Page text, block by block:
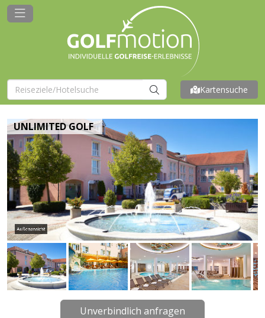
Kartensuche
UNLIMITED GOLF
Außenansicht
Unverbindlich anfragen